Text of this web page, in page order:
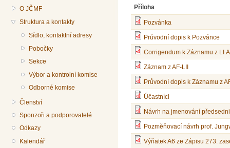
O JČMF
Struktura a kontakty
Sídlo, kontaktní adresy
Pobočky
Sekce
Výbor a kontrolní komise
Odborné komise
Členství
Sponzoři a podporovatelé
Odkazy
Kalendář
Příloha
Pozvánka
Průvodní dopis k Pozvánce
Corrigendum k Záznamu z
Záznam z AF-LII
Průvodní dopis k Záznamu z
Účastníci
Návrh na jmenování
Pozměňovací návrh prof.
Výňatek A6 ze Zápisu 273.